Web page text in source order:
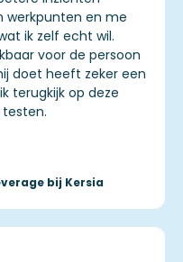
werkpunten en me
ik zelf echt wil.
voor de persoon
doet heeft zeker een
terugkijk op deze
bij Kersia